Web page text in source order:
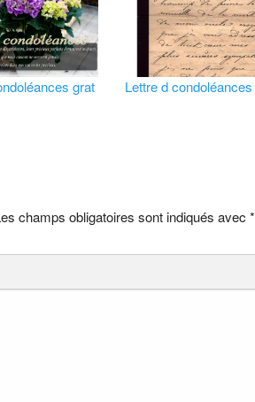
grat
Lettre d condoléances
champs obligatoires sont indiqués avec *